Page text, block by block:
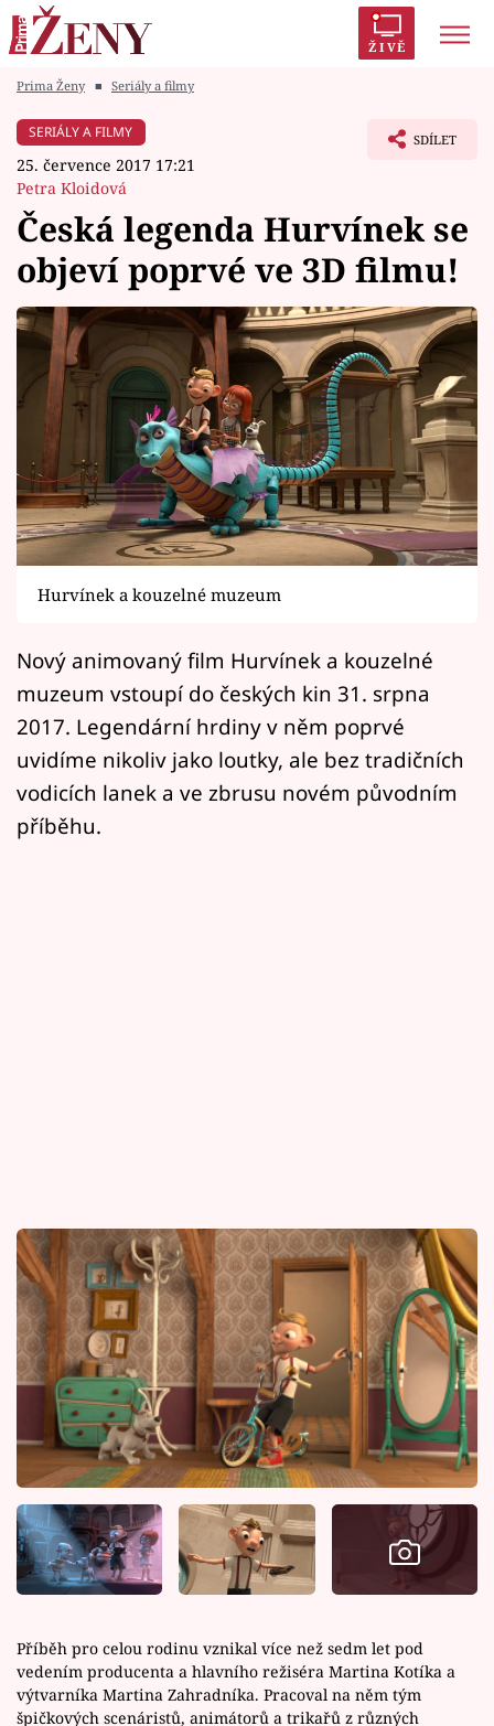
ŽIVĚ
Módní alarm
Témata
Celebrity
Vztahy
Seriály
Horoskopy
Sledujte prima+
Filmový festival Karlovy Vary
Pořady
Mámy sobě
Přihlášení
Prima Ženy ■ Seriály a filmy
SERIÁLY A FILMY
25. července 2017 17:21
Petra Kloidová
SDÍLET
Česká legenda Hurvínek se
objeví poprvé ve 3D filmu!
Hurvínek a kouzelné muzeum
Nový animovaný film Hurvínek a kouzelné
muzeum vstoupí do českých kin 31. srpna
2017. Legendární hrdiny v něm poprvé
uvidíme nikoliv jako loutky, ale bez tradičních
vodicích lanek a ve zbrusu novém původním
příběhu.
Příběh pro celou rodinu vznikal více než sedm let pod
vedením producenta a hlavního režiséra Martina Kotíka a
výtvarníka Martina Zahradníka. Pracoval na něm tým
špičkových scenáristů, animátorů a trikařů z různých